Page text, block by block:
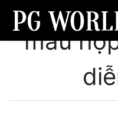
mẫu